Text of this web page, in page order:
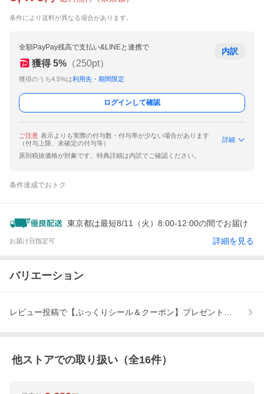
条件により送料が異なる場合があります。
全額PayPay残高で支払い&LINEと連携で
獲得 5% （250pt）
獲得のうち4.5%は利用先・期間限定
内訳
ログインして確認
ご注意 表示よりも実際の付与数・付与率が少ない場合があります
（付与上限、未確定の付与等）
詳細
原則税抜価格が対象です。特典詳細は内訳でご確認ください。
条件達成でおトク
東京都は最短8/11（火）8:00-12:00の間でお届け
お届け日指定可 詳細を見る
バリエーション
レビュー投稿で【ぷっくりシール＆クーポン】プレゼント！、レビ
他ストアでの取り扱い（全16件）